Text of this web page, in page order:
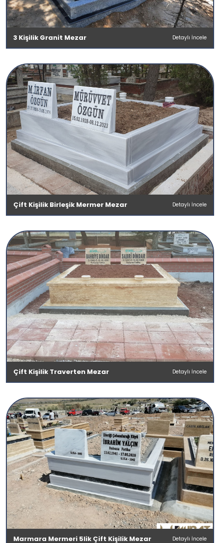
3 Kişilik Granit Mezar Detaylı İncele
Çift Kişilik Birleşik Mermer Mezar Detaylı İncele
Çift Kişilik Traverten Mezar Detaylı İncele
Marmara Mermeri 5lik Çift Kişilik Mezar Detaylı İncele